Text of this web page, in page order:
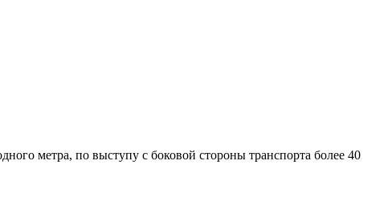
метра, по выступу с боковой стороны транспорта более 40